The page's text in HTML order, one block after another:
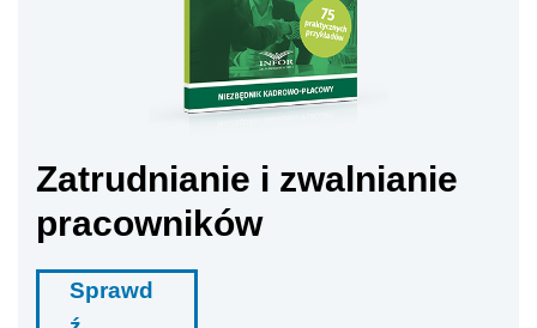
Zatrudnianie i zwalnianie
pracowników
Sprawd